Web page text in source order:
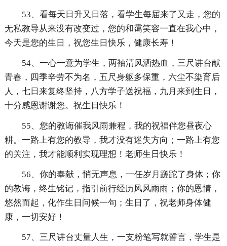
53、看每天日升又日落，看学生每届来了又走，您的
无私教导从来没有改变过，您的和霭笑容一直在我心中，
今天是您的生日，祝您生日快乐，健康长寿！
54、一心一意为学生，两袖清风洒热血，三尺讲台献
青春，四季辛劳不为名，五尺身躯多保重，六尘不染育后
人，七日来复终坚持，八方学子送祝福，九月来到生日，
十分感恩谢谢您。祝生日快乐！
55、您的教诲催我风雨兼程，我的祝福伴您昼夜心
耕。一路上有您的教导，我才没有迷失方向；一路上有您
的关注，我才能顺利实现理想！老师生日快乐！
56、你的奉献，悄无声息，一任岁月蹉跎了身体；你
的教诲，终生铭记，指引前行经历风风雨雨；你的恩情，
悠然而起，化作生日问候一句；生日了，祝老师身体健
康，一切安好！
57、三尺讲台丈量人生，一支粉笔写就誓言，学生是